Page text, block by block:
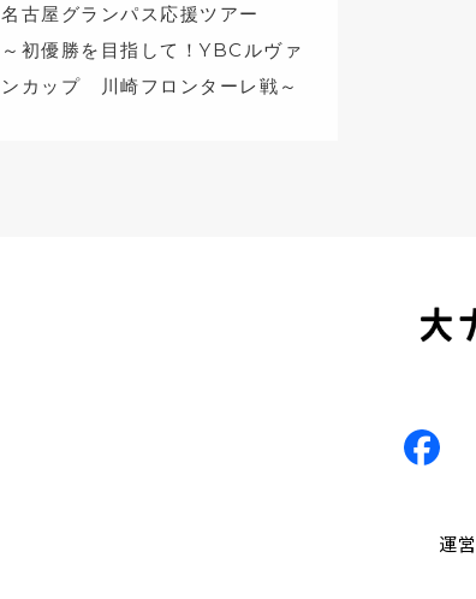
名古屋グランパス応援ツアー
～初優勝を目指して！YBCルヴァ
ンカップ 川崎フロンターレ戦～
運営